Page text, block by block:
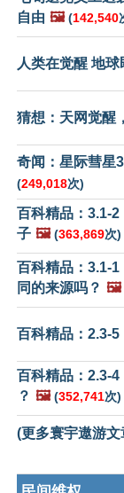
自由 🖼️ (142,540
人类在觉醒 地球
猜想：天网觉醒
奇闻：星际彗星
(249,018次)
百科精品：3.1-
子 🖼️ (363,869次)
百科精品：3.1-1
同的来源吗？ 🖼️
百科精品：2.3-
百科精品：2.3-
？ 🖼️ (352,741次)
(更多寰宇遨游文